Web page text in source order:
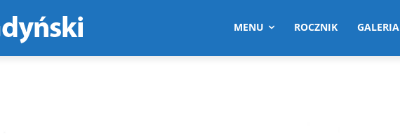
MENU ROCZNIK GALERIA